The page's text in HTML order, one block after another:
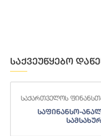
საქვეუწყებო
საქართველოს
საფინანსო-